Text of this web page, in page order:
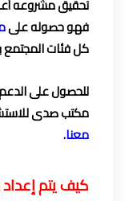
تحقيق مشروعه
فهو حصوله على
كل فئات
للحصول على
مكتب صدى
معنا.
كيف يتم